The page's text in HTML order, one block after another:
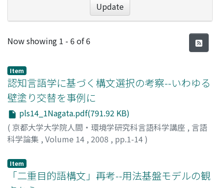
Update
Recent Submissions
Now showing 1 - 6 of 6
Item
認知言語学に基づく構文選択の考察--いわゆる
壁塗り交替を事例に
pls14_1Nagata.pdf(791.92 KB)
( 京都大学大学院人間・環境学研究科言語科学講座 , 言語
科学論集 , Volume 14 , 2008 , pp.1-14)
Item
「二重目的語構文」再考--用法基盤モデルの観